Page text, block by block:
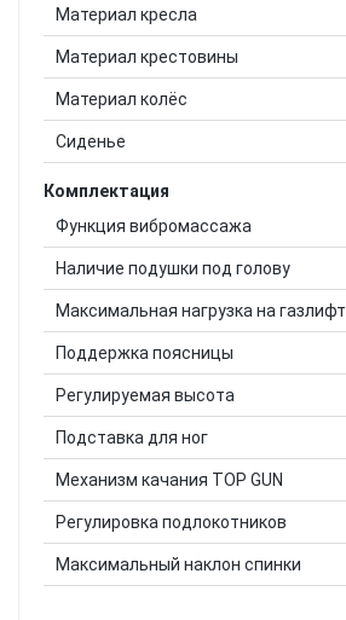
Материал кресла
Материал крестовины
Материал колёс
Сиденье
Комплектация
Функция вибромассажа
Наличие подушки под голову
Максимальная нагрузка на газлифт
Поддержка поясницы
Регулируемая высота
Подставка для ног
Механизм качания TOP GUN
Регулировка подлокотников
Максимальный наклон спинки